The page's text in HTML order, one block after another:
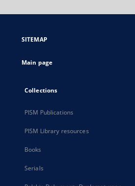
open
new
SITEMAP
Main page
Collections
PISM Publications
PISM Library resources
Books
Serials